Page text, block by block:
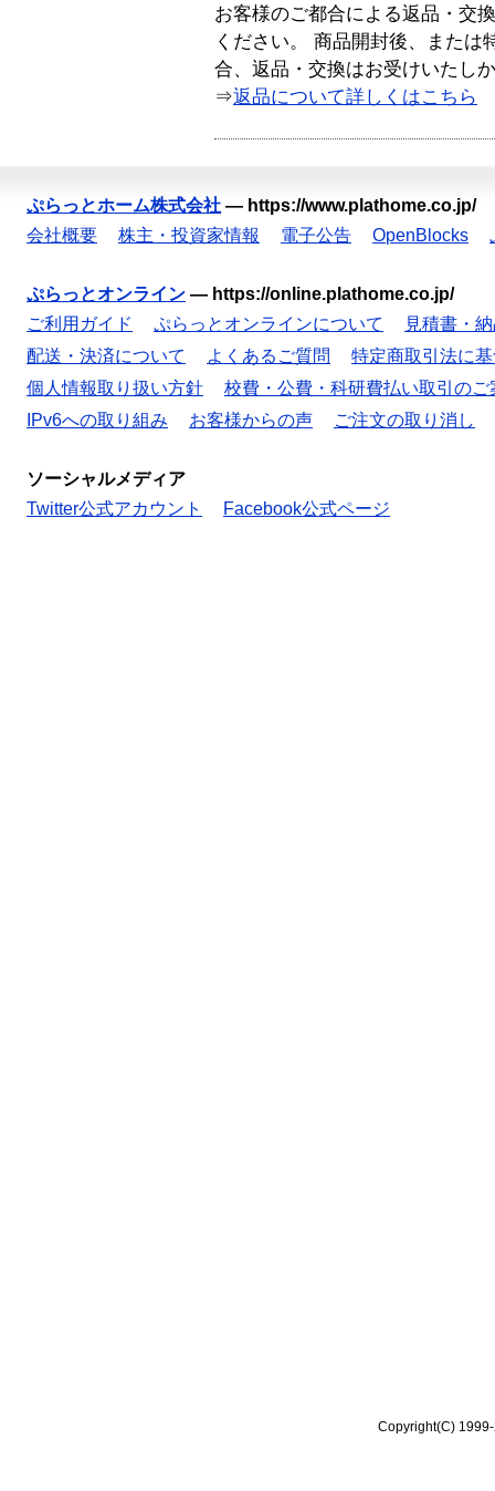
お客様のご都合による返品・交
ください。 商品開封後、または
合、返品・交換はお受けいたし
⇒返品について詳しくはこちら
ぷらっとホーム株式会社 — https://www.plathome.co.jp/
会社概要
株主・投資家情報 電子公告 OpenBlocks
ぷらっとオンライン — https://online.plathome.co.jp/
ご利用ガイド
ぷらっとオンラインについて
見積書・
配送・決済について
よくあるご質問
特定商取引法に
個人情報取り扱い方針
校費・公費・科研費払い取引のご
IPv6への取り組み
お客様からの声 ご注文の取り消し
ソーシャルメディア
Twitter公式アカウント
Facebook公式ページ
Copyright(C)